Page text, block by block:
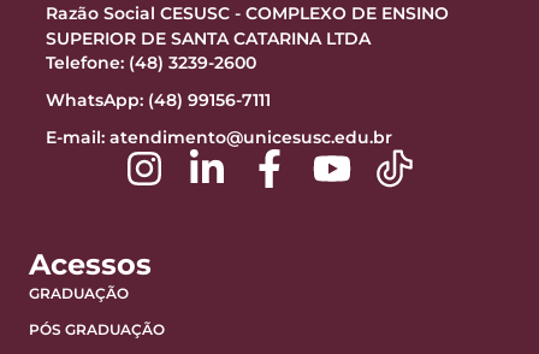
Razão Social CESUSC - COMPLEXO DE ENSINO
SUPERIOR DE SANTA CATARINA LTDA
Telefone: (48) 3239-2600
WhatsApp: (48) 99156-7111
E-mail: atendimento@unicesusc.edu.br
Acessos
GRADUAÇÃO
PÓS GRADUAÇÃO